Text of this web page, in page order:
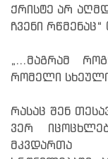
ქრისტე არ
ჩვენი
„...მაგრამ
რომელი
რასაც შენ
ვერ
მკვდართა